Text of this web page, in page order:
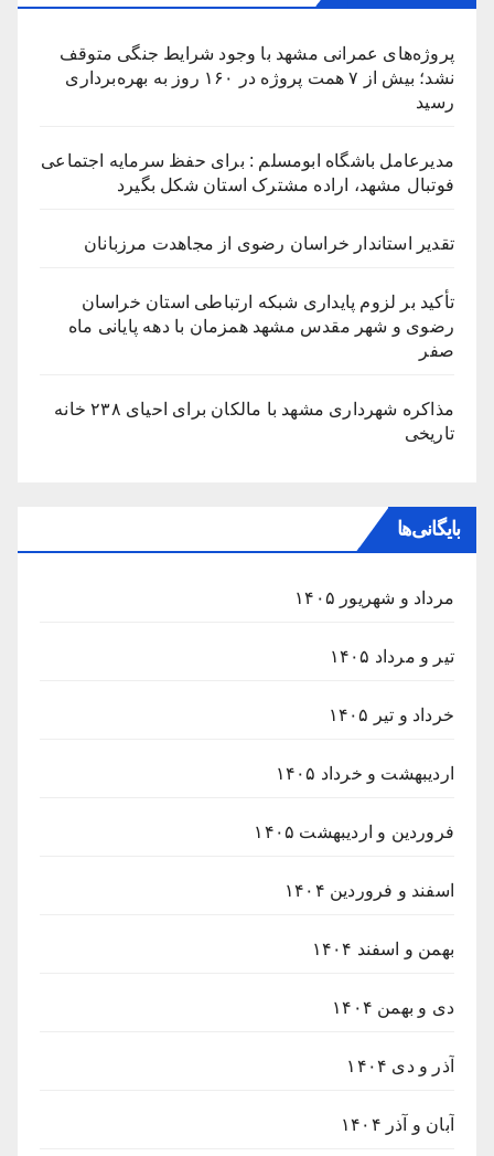
پروژه‌های عمرانی مشهد با وجود شرایط جنگی متوقف
نشد؛ بیش از ۷ همت پروژه در ۱۶۰ روز به بهره‌برداری
رسید
مدیرعامل باشگاه ابومسلم : برای حفظ سرمایه اجتماعی
فوتبال مشهد، اراده مشترک استان شکل بگیرد
تقدیر استاندار خراسان رضوی از مجاهدت مرزبانان
تأکید بر لزوم پایداری شبکه ارتباطی استان خراسان
رضوی و شهر مقدس مشهد همزمان با دهه پایانی ماه
صفر
مذاکره شهرداری مشهد با مالکان برای احیای ۲۳۸ خانه
تاریخی
بایگانی‌ها
مرداد و شهریور ۱۴۰۵
تیر و مرداد ۱۴۰۵
خرداد و تیر ۱۴۰۵
اردیبهشت و خرداد ۱۴۰۵
فروردین و اردیبهشت ۱۴۰۵
اسفند و فروردین ۱۴۰۴
بهمن و اسفند ۱۴۰۴
دی و بهمن ۱۴۰۴
آذر و دی ۱۴۰۴
آبان و آذر ۱۴۰۴